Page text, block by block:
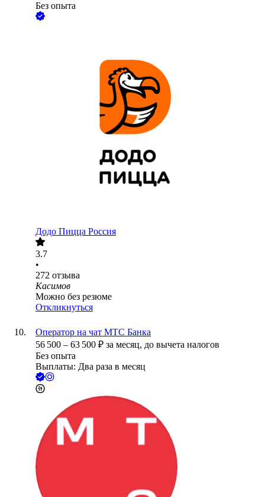
Без опыта
Додо Пицца Россия
3.7
•
272 отзыва
Касимов
Можно без резюме
Откликнуться
Оператор на чат МТС Банка
56 500 – 63 500 ₽ за месяц, до вычета налогов
Без опыта
Выплаты: Два раза в месяц